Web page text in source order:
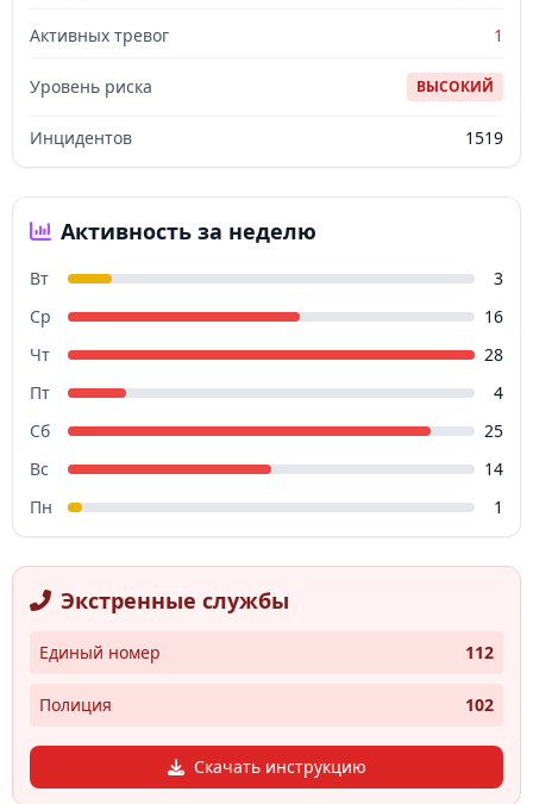
Активных тревог 1
Уровень риска ВЫСОКИЙ
Инцидентов 1519
Активность за неделю
Вт
3
Ср
16
Чт
28
Пт
4
Сб
25
Вс
14
Пн
1
Экстренные службы
Единый номер 112
Полиция 102
Скачать инструкцию